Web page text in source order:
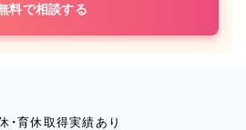
料で相談する
・育休取得実績あり